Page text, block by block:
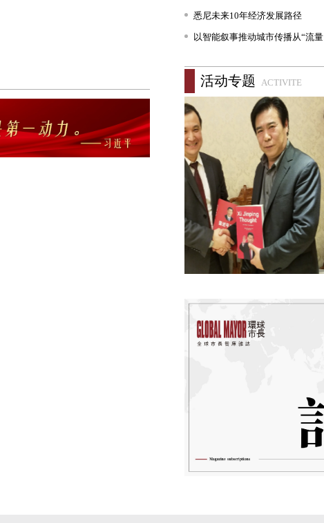
悉尼未来10年经济发展路径
以智能叙事推动城市传播从“流量出...
活动专题 ACTIVITE